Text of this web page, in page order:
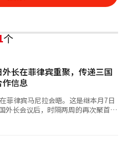
个
长在菲律宾重聚，传递三国
信息
菲律宾马尼拉会晤。这是继本月7日
外长会议后，时隔两周的再次聚首。
东南亚国家联盟（ASEAN）相关